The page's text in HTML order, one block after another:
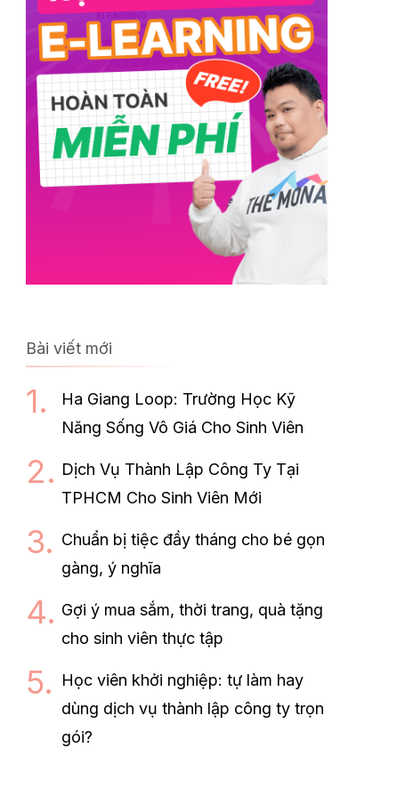
Bài viết mới
Ha Giang Loop: Trường Học Kỹ
Năng Sống Vô Giá Cho Sinh Viên
Dịch Vụ Thành Lập Công Ty Tại
TPHCM Cho Sinh Viên Mới
Chuẩn bị tiệc đầy tháng cho bé gọn
gàng, ý nghĩa
Gợi ý mua sắm, thời trang, quà tặng
cho sinh viên thực tập
Học viên khởi nghiệp: tự làm hay
dùng dịch vụ thành lập công ty trọn
gói?